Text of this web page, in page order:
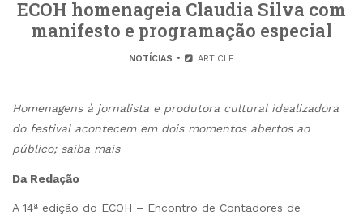
ECOH homenageia Claudia Silva com
manifesto e programação especial
NOTÍCIAS ARTICLE
Homenagens à jornalista e produtora cultural idealizadora
do festival acontecem em dois momentos abertos ao
público; saiba mais
Da Redação
A 14ª edição do ECOH – Encontro de Contadores de